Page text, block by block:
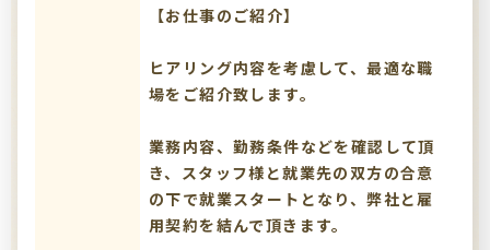
【お仕事のご紹介】
ヒアリング内容を考慮して、最適な職
場をご紹介致します。
業務内容、勤務条件などを確認して頂
き、スタッフ様と就業先の双方の合意
の下で就業スタートとなり、弊社と雇
用契約を結んで頂きます。